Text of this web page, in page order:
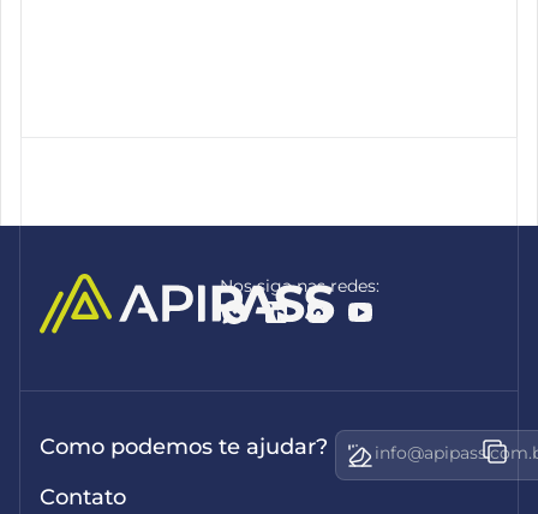
Nos siga nas redes:
Como podemos te ajudar?
Contato